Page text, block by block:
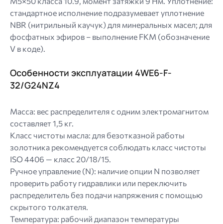
стандартное исполнение подразумевает уплотнение
NBR (нитрильный каучук) для минеральных масел; для
фосфатных эфиров – выполнение FKM (обозначение
V в коде).
Особенности эксплуатации 4WE6-F-
32/G24NZ4
Масса: вес распределителя с одним электромагнитом
составляет 1,5 кг.
Класс чистоты масла: для безотказной работы
золотника рекомендуется соблюдать класс чистоты
ISO 4406 — класс 20/18/15.
Ручное управление (N): наличие опции N позволяет
проверить работу гидравлики или переключить
распределитель без подачи напряжения с помощью
скрытого толкателя.
Температура: рабочий диапазон температуры